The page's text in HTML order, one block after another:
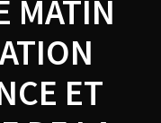
MATIN
ET